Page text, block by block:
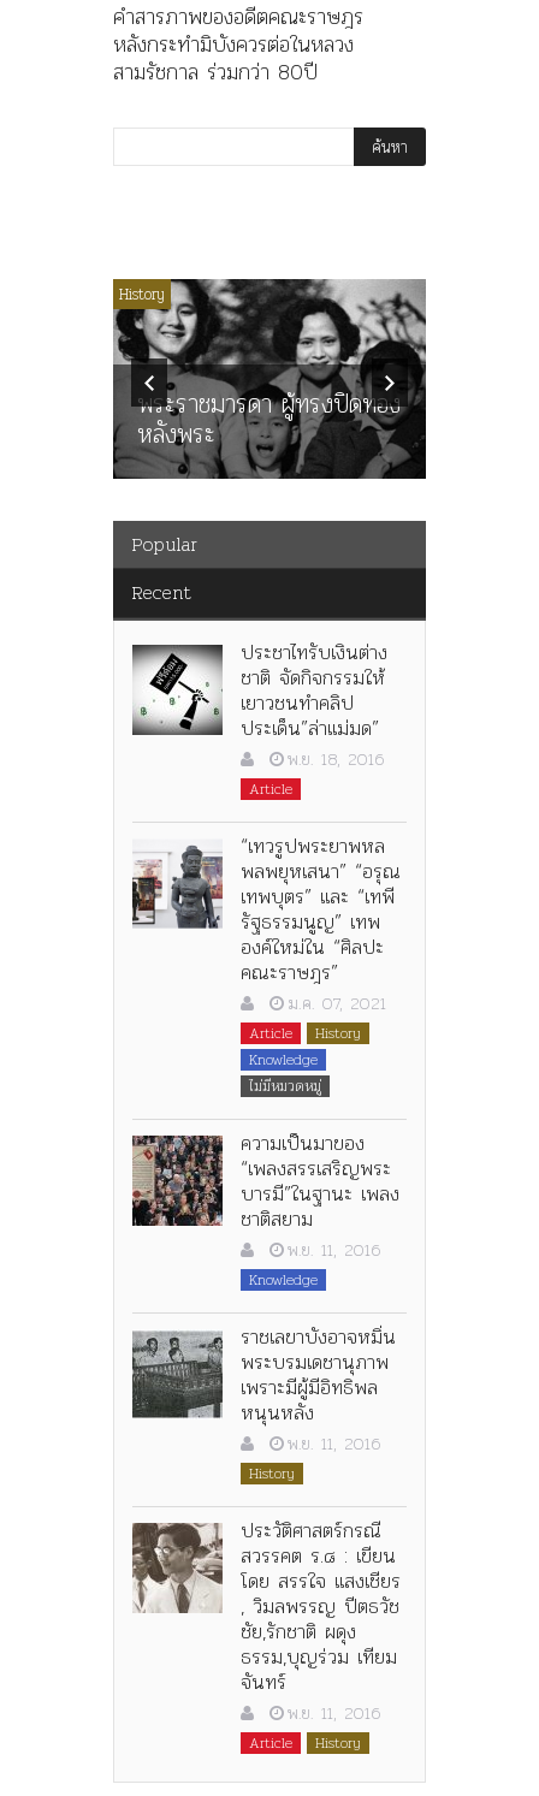
คำสารภาพของอดีตคณะราษฎร
หลังกระทำมิบังควรต่อในหลวง
สามรัชกาล ร่วมกว่า 80ปี
History
พระราชมารดา ผู้ทรงปิดทอง
หลังพระ
Popular
Recent
ประชาไทรับเงินต่าง
ชาติ จัดกิจกรรมให้
เยาวชนทำคลิป
ประเด็น”ล่าแม่มด”
พ.ย. 18, 2016
Article
“เทวรูปพระยาพหล
พลพยุหเสนา” “อรุณ
เทพบุตร” และ “เทพี
รัฐธรรมนูญ” เทพ
องค์ใหม่ใน “ศิลปะ
คณะราษฎร”
ม.ค. 07, 2021
Article
History
Knowledge
ไม่มีหมวดหมู่
ความเป็นมาของ
“เพลงสรรเสริญพระ
บารมี”ในฐานะ เพลง
ชาติสยาม
พ.ย. 11, 2016
Knowledge
ราชเลขาบังอาจหมิ่น
พระบรมเดชานุภาพ
เพราะมีผู้มีอิทธิพล
หนุนหลัง
พ.ย. 11, 2016
History
ประวัติศาสตร์กรณี
สวรรคต ร.๘ : เขียน
โดย สรรใจ แสงเชียร
, วิมลพรรญ ปีตธวัช
ชัย,รักชาติ ผดุง
ธรรม,บุญร่วม เทียม
จันทร์
พ.ย. 11, 2016
Article History